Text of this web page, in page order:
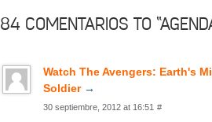
84 COMENTARIOS TO
Watch The Avengers: Earth's
Soldier→
30 septiembre, 2012 at 16:51 #